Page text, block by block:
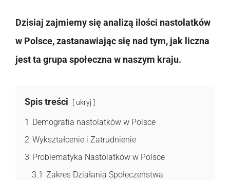
Dzisiaj zajmiemy się analizą ilości nastolatków
w Polsce, zastanawiając się nad tym, jak liczna
jest ta grupa społeczna w naszym kraju.
Spis treści ukryj
1 Demografia nastolatków w Polsce
2 Wykształcenie i Zatrudnienie
3 Problematyka Nastolatków w Polsce
3.1 Zakres Działania Społeczeństwa